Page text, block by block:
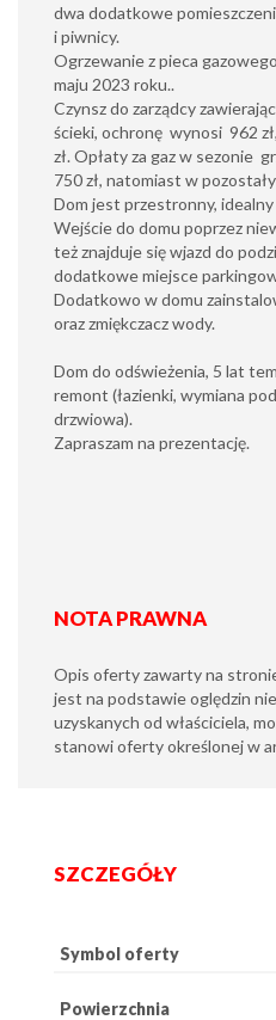
dwa dodatkowe
i piwnicy.
Ogrzewanie z pieca
maju 2023 roku..
Czynsz do zarządcy
ścieki, ochronę wynosi 962
zł. Opłaty za gaz w sezonie
750 zł, natomiast w
Dom jest przestronny,
Wejście do domu poprzez
też znajduje się wjazd do
dodatkowe miejsce
Dodatkowo w domu
oraz zmiękczacz wody.
Dom do odświeżenia, 5 lat
remont (łazienki, wymiana
drzwiowa).
Zapraszam na prezentację.
NOTA PRAWNA
Opis oferty zawarty na
jest na podstawie oględzin
uzyskanych od właściciela,
stanowi oferty określonej w
SZCZEGÓŁY
Symbol oferty
Powierzchnia